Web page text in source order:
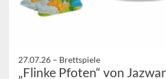
27.07.26 – Brettspiele
„Flinke Pfoten“ von